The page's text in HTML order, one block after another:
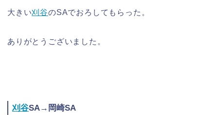
大きい刈谷のSAでおろしてもらった。
ありがとうございました。
刈谷SA→岡崎SA